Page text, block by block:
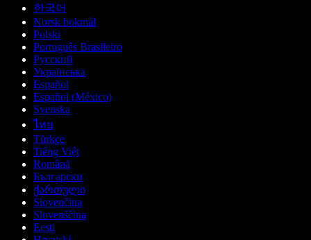
한국어
Norsk bokmål
Polski
Português Brasileiro
Русский
Українська
Español
Español (México)
Svenska
ไทย
Türkçe
Tiếng Việt
Română
Български
ქართული
Slovenčina
Slovenščina
Eesti